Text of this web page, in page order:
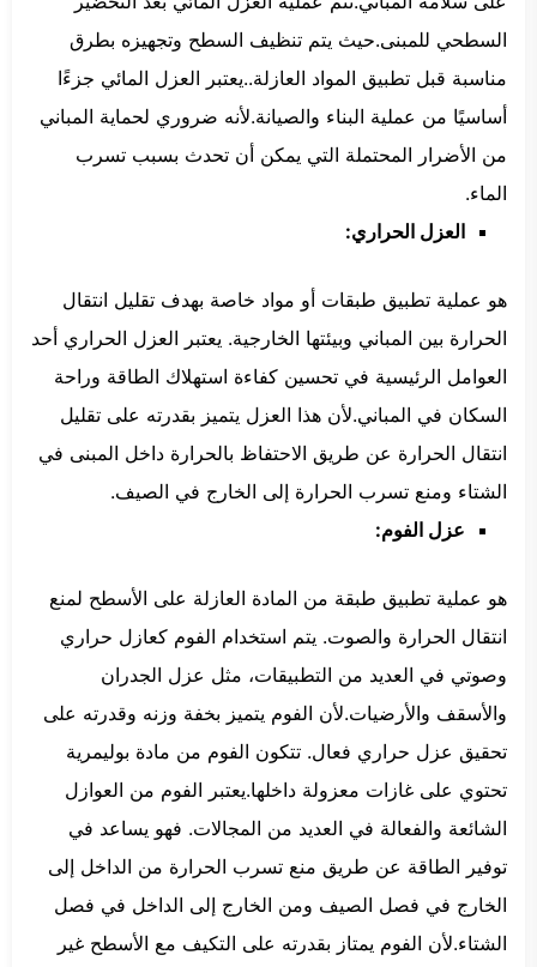
السطحي للمبنى.حيث يتم تنظيف السطح وتجهيزه بطرق
مناسبة قبل تطبيق المواد العازلة..يعتبر العزل المائي جزءًا
أساسيًا من عملية البناء والصيانة.لأنه ضروري لحماية المباني
من الأضرار المحتملة التي يمكن أن تحدث بسبب تسرب
الماء.
العزل الحراري:
هو عملية تطبيق طبقات أو مواد خاصة بهدف تقليل انتقال
الحرارة بين المباني وبيئتها الخارجية. يعتبر العزل الحراري أحد
العوامل الرئيسية في تحسين كفاءة استهلاك الطاقة وراحة
السكان في المباني.لأن هذا العزل يتميز بقدرته على تقليل
انتقال الحرارة عن طريق الاحتفاظ بالحرارة داخل المبنى في
الشتاء ومنع تسرب الحرارة إلى الخارج في الصيف.
عزل الفوم:
هو عملية تطبيق طبقة من المادة العازلة على الأسطح لمنع
انتقال الحرارة والصوت. يتم استخدام الفوم كعازل حراري
وصوتي في العديد من التطبيقات، مثل عزل الجدران
والأسقف والأرضيات.لأن الفوم يتميز بخفة وزنه وقدرته على
تحقيق عزل حراري فعال. تتكون الفوم من مادة بوليمرية
تحتوي على غازات معزولة داخلها.يعتبر الفوم من العوازل
الشائعة والفعالة في العديد من المجالات. فهو يساعد في
توفير الطاقة عن طريق منع تسرب الحرارة من الداخل إلى
الخارج في فصل الصيف ومن الخارج إلى الداخل في فصل
الشتاء.لأن الفوم يمتاز بقدرته على التكيف مع الأسطح غير